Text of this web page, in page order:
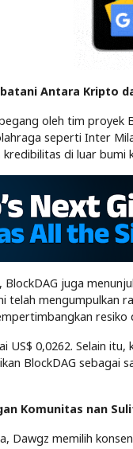
Antara Kripto
oleh tim proyek
seperti Inter
di luar bumi
BlockDAG juga
telah mengumpulkan
resiko
US$ 0,0262. Selain
BlockDAG sebagai
Komunitas nan
Dawgz memilih